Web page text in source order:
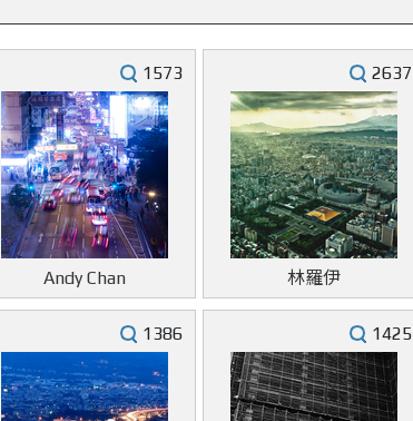
1573
Andy Chan
2637
林羅伊
1386 1425